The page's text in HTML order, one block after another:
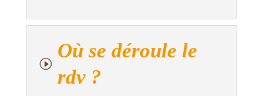
I
Où se déroule le
rdv ?